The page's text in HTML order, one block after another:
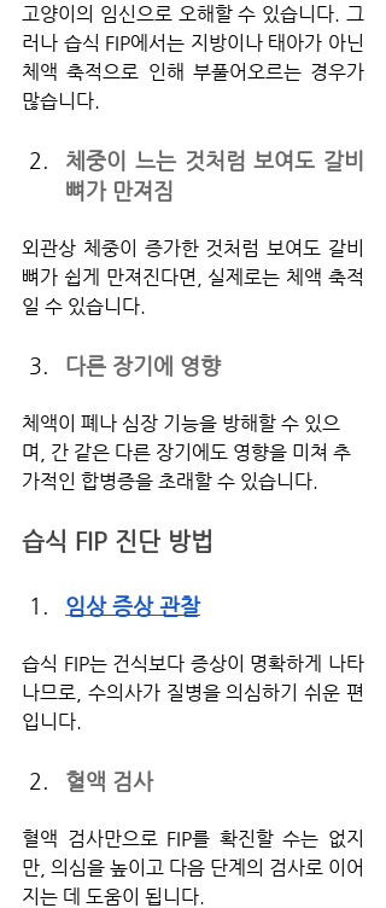
고양이의 임신으로 오해할 수 있습니다. 그
러나 습식 FIP에서는 지방이나 태아가 아닌
체액 축적으로 인해 부풀어오르는 경우가
많습니다.
체중이 느는 것처럼 보여도 갈비
뼈가 만져짐
외관상 체중이 증가한 것처럼 보여도 갈비
뼈가 쉽게 만져진다면, 실제로는 체액 축적
일 수 있습니다.
다른 장기에 영향
체액이 폐나 심장 기능을 방해할 수 있으
며, 간 같은 다른 장기에도 영향을 미쳐 추
가적인 합병증을 초래할 수 있습니다.
습식 FIP 진단 방법
임상 증상 관찰
습식 FIP는 건식보다 증상이 명확하게 나타
나므로, 수의사가 질병을 의심하기 쉬운 편
입니다.
혈액 검사
혈액 검사만으로 FIP를 확진할 수는 없지
만, 의심을 높이고 다음 단계의 검사로 이어
지는 데 도움이 됩니다.